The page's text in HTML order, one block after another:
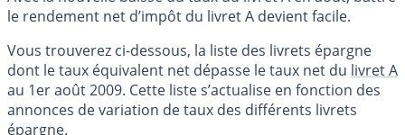
le rendement net d’impôt du livret A devient facile.
Vous trouverez ci-dessous, la liste des livrets épargne
dont le taux équivalent net dépasse le taux net du livret A
au 1er août 2009. Cette liste s’actualise en fonction des
annonces de variation de taux des différents livrets
épargne.